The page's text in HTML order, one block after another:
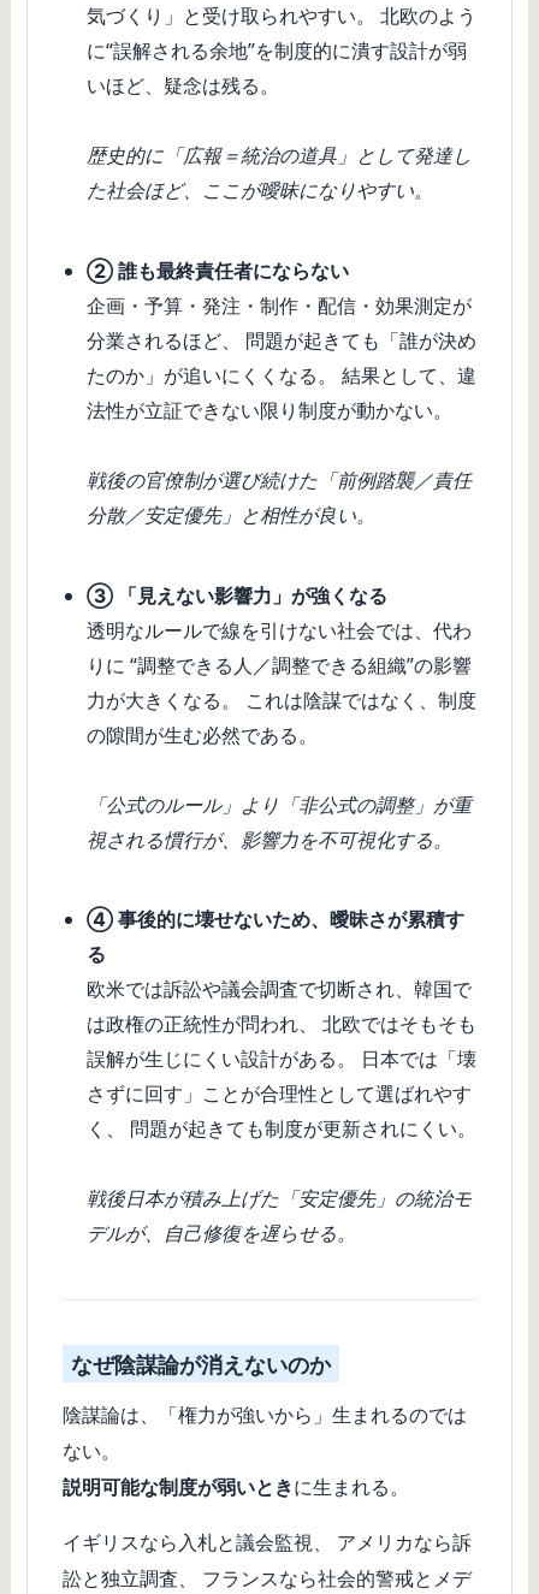
気づくり」と受け取られやすい。 北欧のよう
に“誤解される余地”を制度的に潰す設計が弱
いほど、疑念は残る。
歴史的に「広報＝統治の道具」として発達し
た社会ほど、ここが曖昧になりやすい。
② 誰も最終責任者にならない
企画・予算・発注・制作・配信・効果測定が
分業されるほど、 問題が起きても「誰が決め
たのか」が追いにくくなる。 結果として、違
法性が立証できない限り制度が動かない。
戦後の官僚制が選び続けた「前例踏襲／責任
分散／安定優先」と相性が良い。
③ 「見えない影響力」が強くなる
透明なルールで線を引けない社会では、代わ
りに “調整できる人／調整できる組織”の影響
力が大きくなる。 これは陰謀ではなく、制度
の隙間が生む必然である。
「公式のルール」より「非公式の調整」が重
視される慣行が、影響力を不可視化する。
④ 事後的に壊せないため、曖昧さが累積す
る
欧米では訴訟や議会調査で切断され、韓国で
は政権の正統性が問われ、 北欧ではそもそも
誤解が生じにくい設計がある。 日本では「壊
さずに回す」ことが合理性として選ばれやす
く、 問題が起きても制度が更新されにくい。
戦後日本が積み上げた「安定優先」の統治モ
デルが、自己修復を遅らせる。
なぜ陰謀論が消えないのか
陰謀論は、「権力が強いから」生まれるのでは
ない。
説明可能な制度が弱いときに生まれる。
イギリスなら入札と議会監視、 アメリカなら訴
訟と独立調査、 フランスなら社会的警戒とメデ